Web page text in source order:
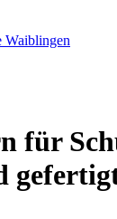
Waiblingen
für